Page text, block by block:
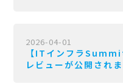
2026-04-01
【ITインフラ
レビューが公開され